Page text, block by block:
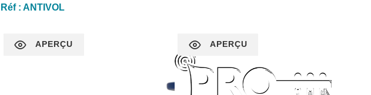
APERÇU
Réf : ANTIVOL
APERÇU